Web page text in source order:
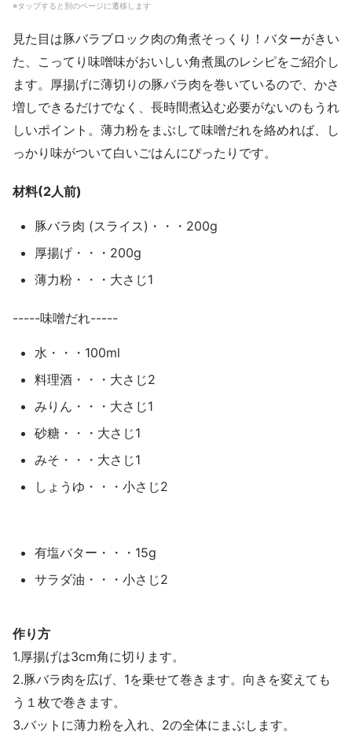
※タップすると別のページに遷移します
見た目は豚バラブロック肉の角煮そっくり！バターがきい
た、こってり味噌味がおいしい角煮風のレシピをご紹介し
ます。厚揚げに薄切りの豚バラ肉を巻いているので、かさ
増しできるだけでなく、長時間煮込む必要がないのもうれ
しいポイント。薄力粉をまぶして味噌だれを絡めれば、し
っかり味がついて白いごはんにぴったりです。
材料(2人前)
豚バラ肉 (スライス)・・・200g
厚揚げ・・・200g
薄力粉・・・大さじ1
-----味噌だれ-----
水・・・100ml
料理酒・・・大さじ2
みりん・・・大さじ1
砂糖・・・大さじ1
みそ・・・大さじ1
しょうゆ・・・小さじ2
有塩バター・・・15g
サラダ油・・・小さじ2
作り方
1.厚揚げは3cm角に切ります。
2.豚バラ肉を広げ、1を乗せて巻きます。向きを変えても
う１枚で巻きます。
3.バットに薄力粉を入れ、2の全体にまぶします。